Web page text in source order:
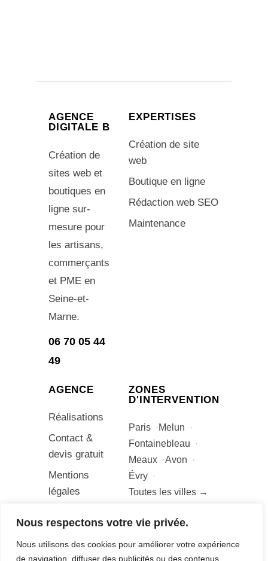
Nous respectons votre vie privée.
Nous utilisons des cookies pour améliorer votre expérience
de navigation, diffuser des publicités ou des contenus
AGENCE
DIGITALE B
Création de
sites web et
boutiques en
ligne sur-
mesure pour
les artisans,
commerçants
et PME en
Seine-et-
Marne.
06 70 05 44
49
EXPERTISES
Création de site
web
Boutique en ligne
Rédaction web SEO
Maintenance
AGENCE
Réalisations
Contact &
devis gratuit
Mentions
légales
ZONES
D'INTERVENTION
Paris
Melun
Fontainebleau
Meaux
Avon
Évry
Toutes les villes →
© Adrien Bonetto – Agence Digitale B –